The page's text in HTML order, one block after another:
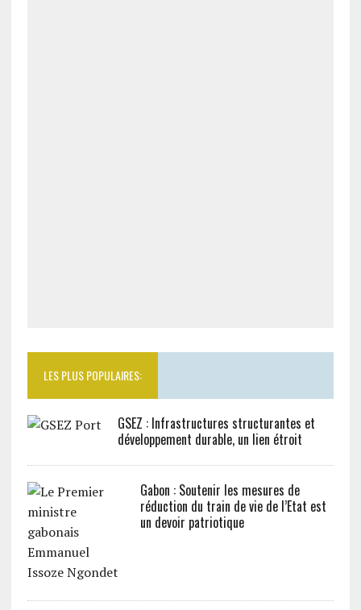
LES PLUS POPULAIRES:
GSEZ : Infrastructures structurantes et
développement durable, un lien étroit
Gabon : Soutenir les mesures de
réduction du train de vie de l’Etat est
un devoir patriotique